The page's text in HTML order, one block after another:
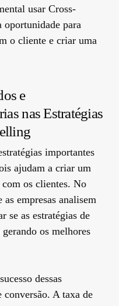
usar Cross-
para
o cliente e criar uma
e
nas Estratégias
importantes
ajudam a criar um
os clientes. No
empresas analisem
se as estratégias de
os melhores
dessas
conversão. A taxa de